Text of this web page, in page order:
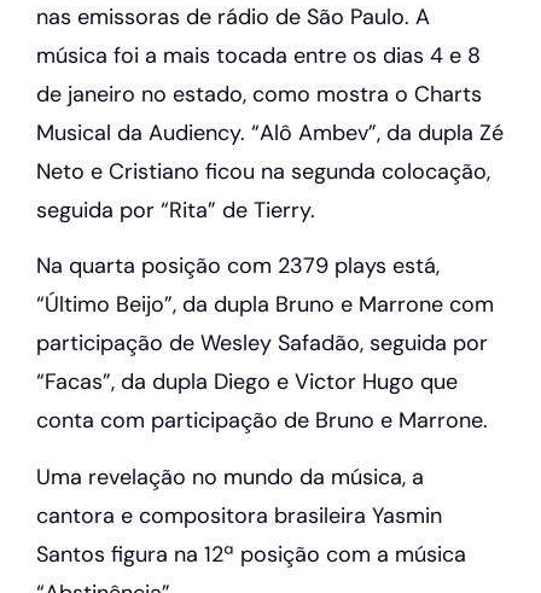
nas emissoras de rádio de São Paulo. A
música foi a mais tocada entre os dias 4 e 8
de janeiro no estado, como mostra o Charts
Musical da Audiency. “Alô Ambev”, da dupla Zé
Neto e Cristiano ficou na segunda colocação,
seguida por “Rita” de Tierry.
Na quarta posição com 2379 plays está,
“Último Beijo”, da dupla Bruno e Marrone com
participação de Wesley Safadão, seguida por
“Facas”, da dupla Diego e Victor Hugo que
conta com participação de Bruno e Marrone.
Uma revelação no mundo da música, a
cantora e compositora brasileira Yasmin
Santos figura na 12ª posição com a música